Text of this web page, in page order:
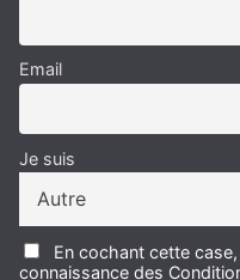
Email
Je suis
En cochant cette
connaissance des